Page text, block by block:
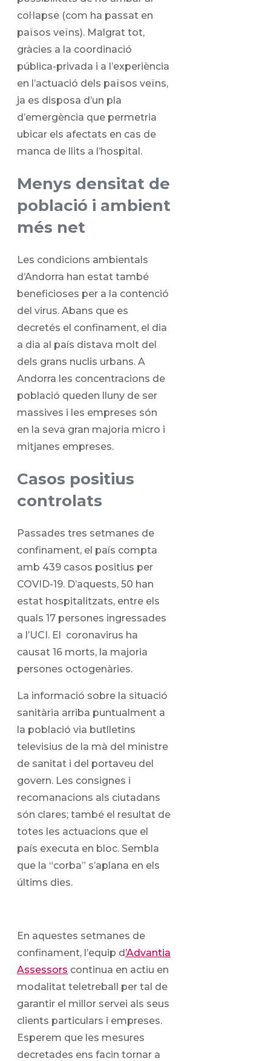
col·lapse (com ha passat en
països veïns). Malgrat tot,
gràcies a la coordinació
pública-privada i a l’experiència
en l’actuació dels països veïns,
ja es disposa d’un pla
d’emergència que permetria
ubicar els afectats en cas de
manca de llits a l’hospital.
Menys densitat de
població i ambient
més net
Les condicions ambientals
d’Andorra han estat també
beneficioses per a la contenció
del virus. Abans que es
decretés el confinament, el dia
a dia al país distava molt del
dels grans nuclis urbans. A
Andorra les concentracions de
població queden lluny de ser
massives i les empreses són
en la seva gran majoria micro i
mitjanes empreses.
Casos positius
controlats
Passades tres setmanes de
confinament, el país compta
amb 439 casos positius per
COVID-19. D’aquests, 50 han
estat hospitalitzats, entre els
quals 17 persones ingressades
a l’UCI. El coronavirus ha
causat 16 morts, la majoria
persones octogenàries.
La informació sobre la situació
sanitària arriba puntualment a
la població via butlletins
televisius de la mà del ministre
de sanitat i del portaveu del
govern. Les consignes i
recomanacions als ciutadans
són clares; també el resultat de
totes les actuacions que el
país executa en bloc. Sembla
que la “corba” s’aplana en els
últims dies.
En aquestes setmanes de
confinament, l’equip d’Advantia
Assessors continua en actiu en
modalitat teletreball per tal de
garantir el millor servei als seus
clients particulars i empreses.
Esperem que les mesures
decretades ens facin tornar a